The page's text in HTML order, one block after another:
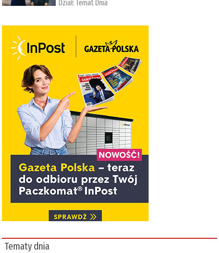
Dział:Temat Dnia
Tematy dnia